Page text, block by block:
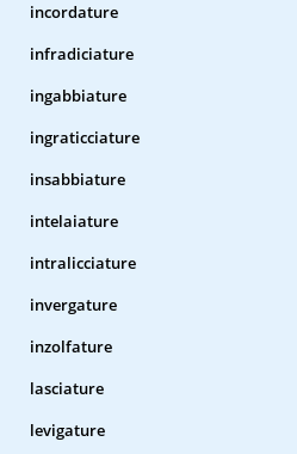
incordature
infradiciature
ingabbiature
ingraticciature
insabbiature
intelaiature
intralicciature
invergature
inzolfature
lasciature
levigature